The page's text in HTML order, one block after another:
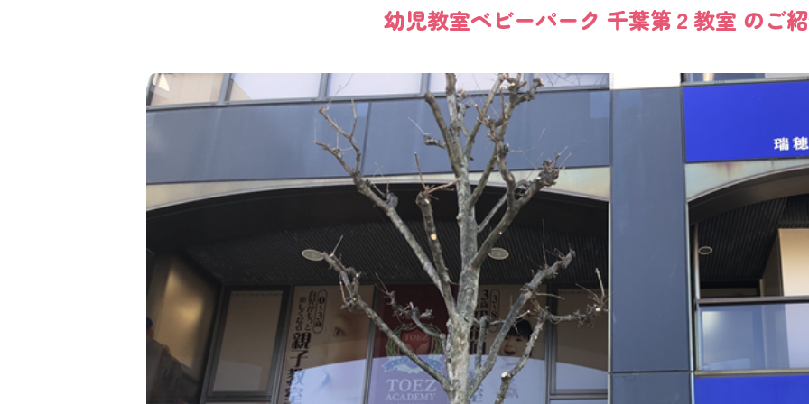
幼児教室ベビーパーク 千葉第２教室 のご